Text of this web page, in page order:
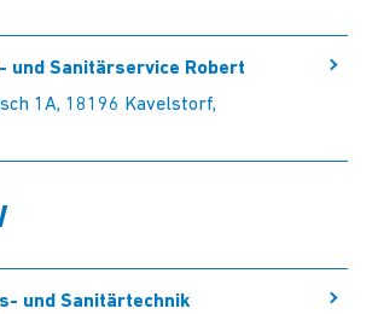
und Sanitärservice Robert
1A, 18196 Kavelstorf,
und Sanitärtechnik